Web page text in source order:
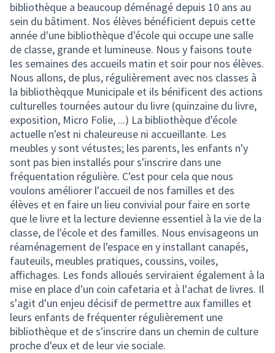
bibliothèque a beaucoup déménagé depuis 10 ans au
sein du bâtiment. Nos élèves bénéficient depuis cette
année d'une bibliothèque d'école qui occupe une salle
de classe, grande et lumineuse. Nous y faisons toute
les semaines des accueils matin et soir pour nos élèves.
Nous allons, de plus, régulièrement avec nos classes à
la bibliothèqque Municipale et ils bénificent des actions
culturelles tournées autour du livre (quinzaine du livre,
exposition, Micro Folie, ...) La bibliothèque d'école
actuelle n'est ni chaleureuse ni accueillante. Les
meubles y sont vétustes; les parents, les enfants n'y
sont pas bien installés pour s'inscrire dans une
fréquentation régulière. C'est pour cela que nous
voulons améliorer l'accueil de nos familles et des
élèves et en faire un lieu convivial pour faire en sorte
que le livre et la lecture devienne essentiel à la vie de la
classe, de l'école et des familles. Nous envisageons un
réaménagement de l'espace en y installant canapés,
fauteuils, meubles pratiques, coussins, voiles,
affichages. Les fonds alloués serviraient également à la
mise en place d'un coin cafetaria et à l'achat de livres. Il
s'agit d'un enjeu décisif de permettre aux familles et
leurs enfants de fréquenter régulièrement une
bibliothèque et de s'inscrire dans un chemin de culture
proche d'eux et de leur vie sociale.